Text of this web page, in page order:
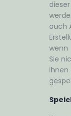
auch
wenn
Sie